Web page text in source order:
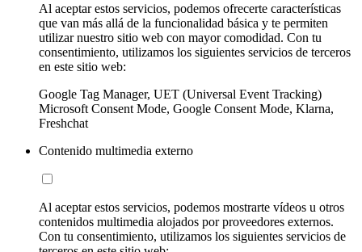
Al aceptar estos servicios, podemos ofrecerte características
que van más allá de la funcionalidad básica y te permiten
utilizar nuestro sitio web con mayor comodidad. Con tu
consentimiento, utilizamos los siguientes servicios de terceros
en este sitio web:
Google Tag Manager, UET (Universal Event Tracking)
Microsoft Consent Mode, Google Consent Mode, Klarna,
Freshchat
Contenido multimedia externo
Al aceptar estos servicios, podemos mostrarte vídeos u otros
contenidos multimedia alojados por proveedores externos.
Con tu consentimiento, utilizamos los siguientes servicios de